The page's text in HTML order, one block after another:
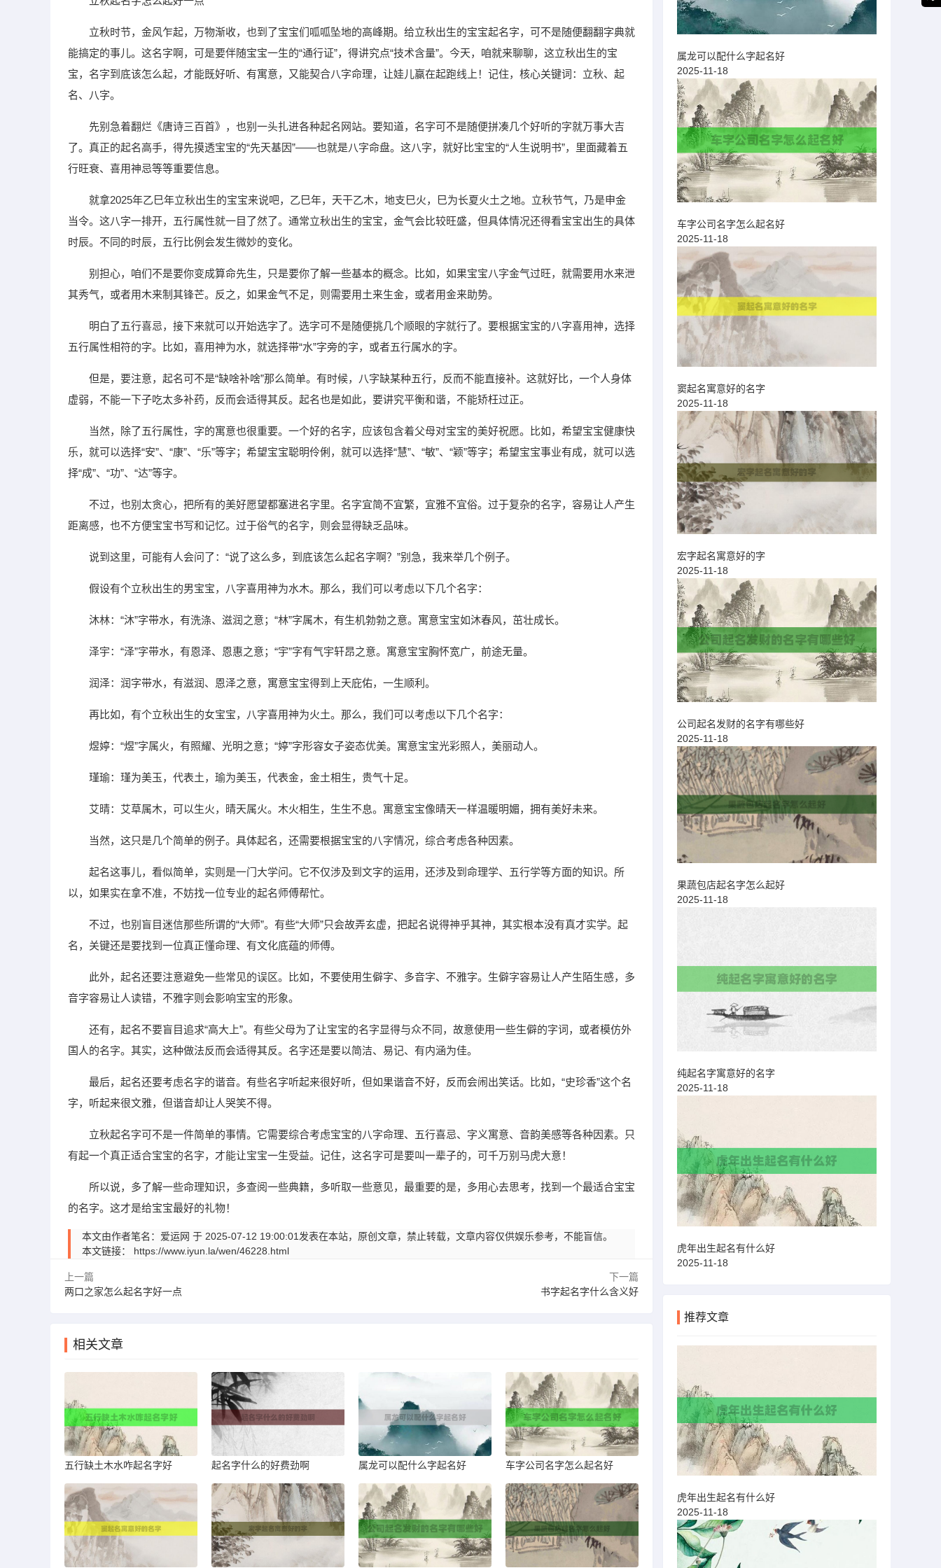
立秋时节，金风乍起，万物渐收，也到了宝宝们呱呱坠地的高峰期。给立秋出生的宝宝起名字，可不是随便翻翻字典就
能搞定的事儿。这名字啊，可是要伴随宝宝一生的“通行证”，得讲究点“技术含量”。今天，咱就来聊聊，这立秋出生的宝
宝，名字到底该怎么起，才能既好听、有寓意，又能契合八字命理，让娃儿赢在起跑线上！记住，核心关键词：立秋、起
名、八字。
先别急着翻烂《唐诗三百首》，也别一头扎进各种起名网站。要知道，名字可不是随便拼凑几个好听的字就万事大吉
了。真正的起名高手，得先摸透宝宝的“先天基因”——也就是八字命盘。这八字，就好比宝宝的“人生说明书”，里面藏着五
行旺衰、喜用神忌等等重要信息。
就拿2025年乙巳年立秋出生的宝宝来说吧，乙巳年，天干乙木，地支巳火，巳为长夏火土之地。立秋节气，乃是申金
当令。这八字一排开，五行属性就一目了然了。通常立秋出生的宝宝，金气会比较旺盛，但具体情况还得看宝宝出生的具体
时辰。不同的时辰，五行比例会发生微妙的变化。
别担心，咱们不是要你变成算命先生，只是要你了解一些基本的概念。比如，如果宝宝八字金气过旺，就需要用水来泄
其秀气，或者用木来制其锋芒。反之，如果金气不足，则需要用土来生金，或者用金来助势。
明白了五行喜忌，接下来就可以开始选字了。选字可不是随便挑几个顺眼的字就行了。要根据宝宝的八字喜用神，选择
五行属性相符的字。比如，喜用神为水，就选择带“水”字旁的字，或者五行属水的字。
但是，要注意，起名可不是“缺啥补啥”那么简单。有时候，八字缺某种五行，反而不能直接补。这就好比，一个人身体
虚弱，不能一下子吃太多补药，反而会适得其反。起名也是如此，要讲究平衡和谐，不能矫枉过正。
当然，除了五行属性，字的寓意也很重要。一个好的名字，应该包含着父母对宝宝的美好祝愿。比如，希望宝宝健康快
乐，就可以选择“安”、“康”、“乐”等字；希望宝宝聪明伶俐，就可以选择“慧”、“敏”、“颖”等字；希望宝宝事业有成，就可以选
择“成”、“功”、“达”等字。
不过，也别太贪心，把所有的美好愿望都塞进名字里。名字宜简不宜繁，宜雅不宜俗。过于复杂的名字，容易让人产生
距离感，也不方便宝宝书写和记忆。过于俗气的名字，则会显得缺乏品味。
说到这里，可能有人会问了：“说了这么多，到底该怎么起名字啊？”别急，我来举几个例子。
假设有个立秋出生的男宝宝，八字喜用神为水木。那么，我们可以考虑以下几个名字：
沐林：“沐”字带水，有洗涤、滋润之意；“林”字属木，有生机勃勃之意。寓意宝宝如沐春风，茁壮成长。
泽宇：“泽”字带水，有恩泽、恩惠之意；“宇”字有气宇轩昂之意。寓意宝宝胸怀宽广，前途无量。
润泽：润字带水，有滋润、恩泽之意，寓意宝宝得到上天庇佑，一生顺利。
再比如，有个立秋出生的女宝宝，八字喜用神为火土。那么，我们可以考虑以下几个名字：
煜婷：“煜”字属火，有照耀、光明之意；“婷”字形容女子姿态优美。寓意宝宝光彩照人，美丽动人。
瑾瑜：瑾为美玉，代表土，瑜为美玉，代表金，金土相生，贵气十足。
艾晴：艾草属木，可以生火，晴天属火。木火相生，生生不息。寓意宝宝像晴天一样温暖明媚，拥有美好未来。
当然，这只是几个简单的例子。具体起名，还需要根据宝宝的八字情况，综合考虑各种因素。
起名这事儿，看似简单，实则是一门大学问。它不仅涉及到文字的运用，还涉及到命理学、五行学等方面的知识。所
以，如果实在拿不准，不妨找一位专业的起名师傅帮忙。
不过，也别盲目迷信那些所谓的“大师”。有些“大师”只会故弄玄虚，把起名说得神乎其神，其实根本没有真才实学。起
名，关键还是要找到一位真正懂命理、有文化底蕴的师傅。
此外，起名还要注意避免一些常见的误区。比如，不要使用生僻字、多音字、不雅字。生僻字容易让人产生陌生感，多
音字容易让人读错，不雅字则会影响宝宝的形象。
还有，起名不要盲目追求“高大上”。有些父母为了让宝宝的名字显得与众不同，故意使用一些生僻的字词，或者模仿外
国人的名字。其实，这种做法反而会适得其反。名字还是要以简洁、易记、有内涵为佳。
最后，起名还要考虑名字的谐音。有些名字听起来很好听，但如果谐音不好，反而会闹出笑话。比如，“史珍香”这个名
字，听起来很文雅，但谐音却让人哭笑不得。
立秋起名字可不是一件简单的事情。它需要综合考虑宝宝的八字命理、五行喜忌、字义寓意、音韵美感等各种因素。只
有起一个真正适合宝宝的名字，才能让宝宝一生受益。记住，这名字可是要叫一辈子的，可千万别马虎大意！
所以说，多了解一些命理知识，多查阅一些典籍，多听取一些意见，最重要的是，多用心去思考，找到一个最适合宝宝
的名字。这才是给宝宝最好的礼物！
本文由作者笔名：爱运网 于 2025-07-12 19:00:01发表在本站，原创文章，禁止转载，文章内容仅供娱乐参考，不能盲信。
本文链接： https://www.iyun.la/wen/46228.html
上一篇
两口之家怎么起名字好一点
下一篇
书字起名字什么含义好
相关文章
五行缺土木水咋起名字好 起名字什么的好费劲啊 属龙可以配什么字起名好 车字公司名字怎么起名好
属龙可以配什么字起名好
2025-11-18
车字公司名字怎么起名好
2025-11-18
窦起名寓意好的名字
2025-11-18
宏字起名寓意好的字
2025-11-18
公司起名发财的名字有哪些好
2025-11-18
果蔬包店起名字怎么起好
2025-11-18
纯起名字寓意好的名字
2025-11-18
虎年出生起名有什么好
2025-11-18
推荐文章
虎年出生起名有什么好
2025-11-18